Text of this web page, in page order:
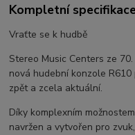
Kompletní
Vraťte se k hudbě
Stereo Music Centers ze
nová hudební konzole
zpět a zcela aktuální.
Díky komplexním
navržen a vytvořen pro